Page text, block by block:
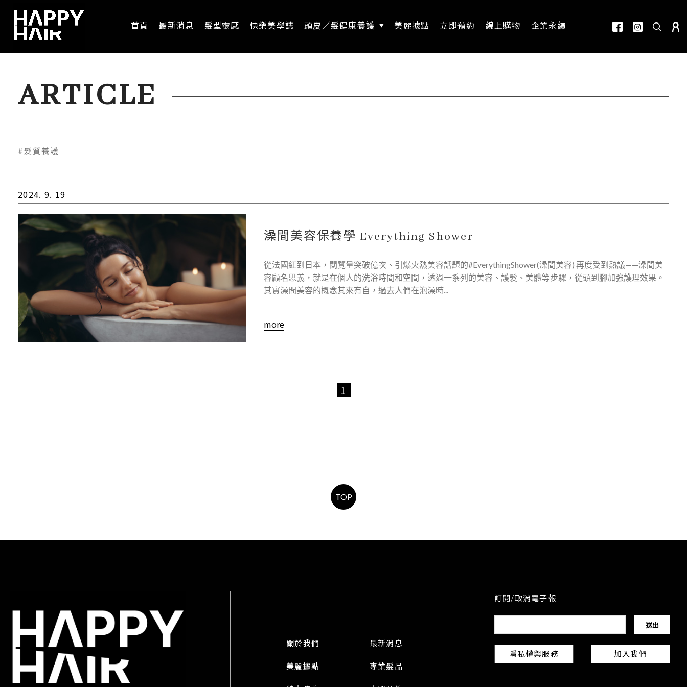
首頁 最新消息 髮型靈感 快樂美學誌 頭皮／髮健康養護 美麗據點 立即預約 線上購物 企業永續
ARTICLE
#髮質養護
2024. 9. 19
澡間美容保養學 Everything Shower
從法國紅到日本，閱覽量突破億次、引爆火熱美容話題的#EverythingShower(澡間美容) 再度受到熱議——澡間美
容顧名思義，就是在個人的洗浴時間和空間，透過一系列的美容、護髮、美體等步驟，從頭到腳加強護理效果。
其實澡間美容的概念其來有自，過去人們在泡澡時...
more
1
TOP
關於我們 最新消息
美麗據點 專業髮品
訂閱/取消電子報
隱私權與服務 加入我們